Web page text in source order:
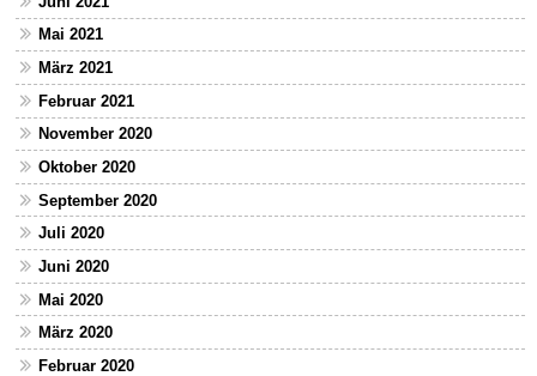
Mai 2021
März 2021
Februar 2021
November 2020
Oktober 2020
September 2020
Juli 2020
Juni 2020
Mai 2020
März 2020
Februar 2020